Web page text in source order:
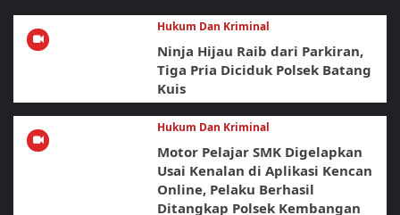
Hukum Dan Kriminal
Ninja Hijau Raib dari Parkiran,
Tiga Pria Diciduk Polsek Batang
Kuis
Hukum Dan Kriminal
Motor Pelajar SMK Digelapkan
Usai Kenalan di Aplikasi Kencan
Online, Pelaku Berhasil
Ditangkap Polsek Kembangan